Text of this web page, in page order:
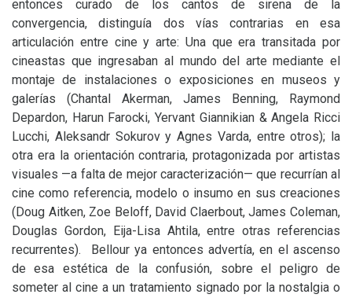
entonces curado de los cantos de sirena de la
convergencia, distinguía dos vías contrarias en esa
articulación entre cine y arte: Una que era transitada por
cineastas que ingresaban al mundo del arte mediante el
montaje de instalaciones o exposiciones en museos y
galerías (Chantal Akerman, James Benning, Raymond
Depardon, Harun Farocki, Yervant Giannikian &Angela Ricci
Lucchi, Aleksandr Sokurov y Agnes Varda, entre otros); la
otra era la orientación contraria, protagonizada por artistas
visuales —a falta de mejor caracterización— que recurrían al
cine como referencia, modelo o insumo en sus creaciones
(Doug Aitken, Zoe Beloff, David Claerbout, James Coleman,
Douglas Gordon, Eija-Lisa Ahtila, entre otras referencias
recurrentes). Bellour ya entonces advertía, en el ascenso
de esa estética de la confusión, sobre el peligro de
someter al cine a un tratamiento signado por la nostalgia o